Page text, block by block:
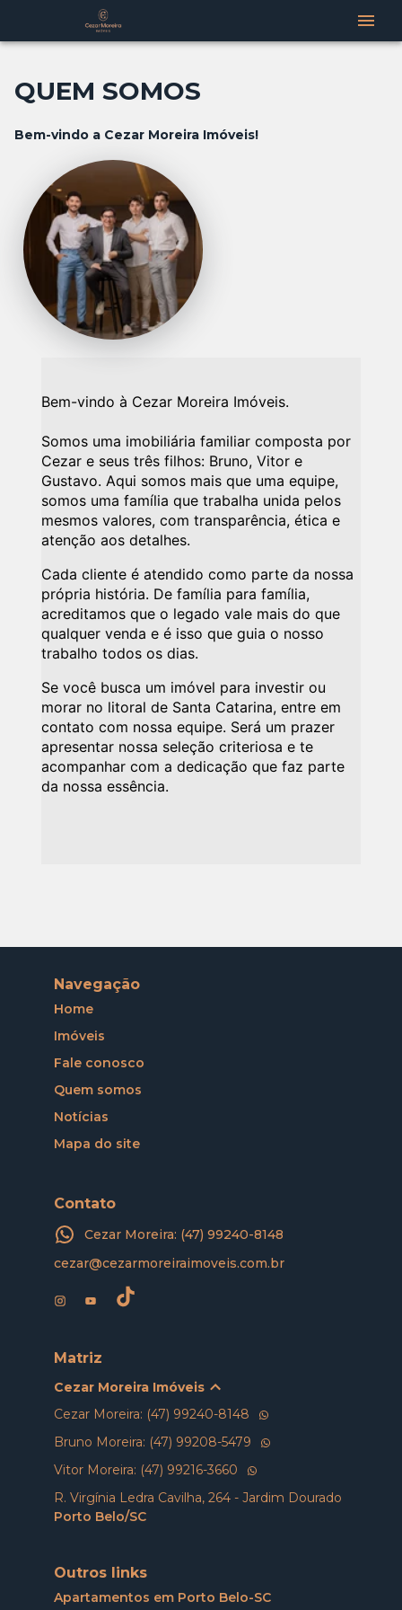
QUEM SOMOS
Bem-vindo a Cezar Moreira Imóveis!
Bem-vindo à Cezar Moreira Imóveis.
Somos uma imobiliária familiar composta por
Cezar e seus três filhos: Bruno, Vitor e
Gustavo. Aqui somos mais que uma equipe,
somos uma família que trabalha unida pelos
mesmos valores, com transparência, ética e
atenção aos detalhes.
Cada cliente é atendido como parte da nossa
própria história. De família para família,
acreditamos que o legado vale mais do que
qualquer venda e é isso que guia o nosso
trabalho todos os dias.
Se você busca um imóvel para investir ou
morar no litoral de Santa Catarina, entre em
contato com nossa equipe. Será um prazer
apresentar nossa seleção criteriosa e te
acompanhar com a dedicação que faz parte
da nossa essência.
Navegação
Home
Imóveis
Fale conosco
Quem somos
Notícias
Mapa do site
Contato
Cezar Moreira: (47) 99240-8148
cezar@cezarmoreiraimoveis.com.br
Matriz
Cezar Moreira Imóveis
Cezar Moreira: (47) 99240-8148
Bruno Moreira: (47) 99208-5479
Vitor Moreira: (47) 99216-3660
R. Virgínia Ledra Cavilha, 264 - Jardim Dourado
Porto Belo/SC
Outros links
Apartamentos em Porto Belo-SC